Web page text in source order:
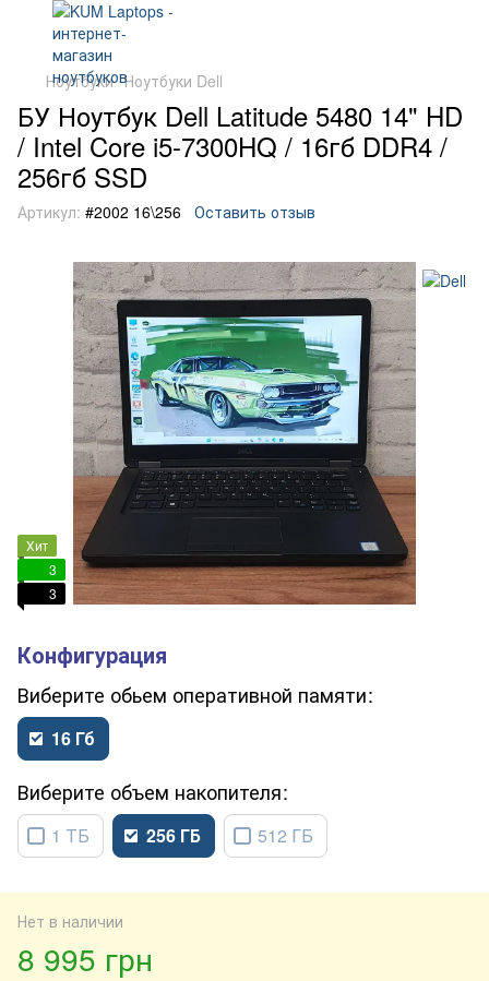
Ноутбуки Ноутбуки Dell
БУ Ноутбук Dell Latitude 5480 14" HD
/ Intel Core i5-7300HQ / 16гб DDR4 /
256гб SSD
Артикул: #2002 16\256 Оставить отзыв
Хит
3
3
обьем оперативной памяти
16 Гб
объем накопителя
1 ТБ 256 ГБ 512 ГБ
Нет в наличии
8 995 грн